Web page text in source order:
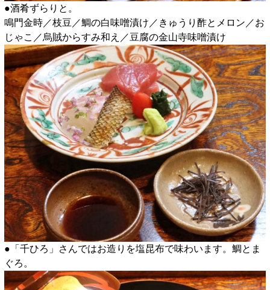
●酒肴ずらりと。
鳴門金時／枝豆／鯛の白味噌漬け／きゅうり酢とメロン／お
じゃこ／烏賊からすみ和え／豆腐の金山寺味噌漬け
●「千ひろ」さんではお造りを塩昆布で味わいます。鯛とま
ぐろ。